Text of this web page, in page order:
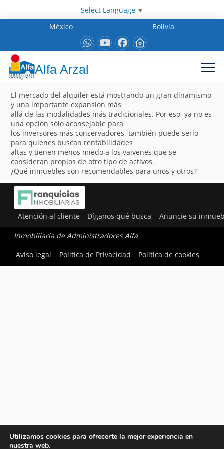
Select Language ▼
México
Bolivia
Alfa Arzal
El mercado del alquiler está mostrando un gran dinamismo
y una importante expansión más
allá de las modalidades más tradicionales. Por eso, ya no es
una opción sólo aconsejable para
los inversores más conservadores, también puede serlo
para quienes buscan rentabilidades
altas y tienen menos miedo a los vaivenes que se
consideran propios de otro tipo de activos.
¿Qué inmuebles son recomendables para unos y otros?
Atención al cliente Díganos qué busca Anuncie su
Inmobiliaria de Administradores Alfa
Aviso legal
Política de Privacidad Política de cookies
Utilizamos cookies para ofrecerte la mejor experiencia en
nuestra web.